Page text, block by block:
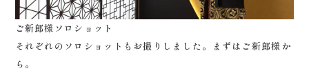
ご新郎様ソロショット
それぞれのソロショットもお撮りしました。まずはご新郎様か
ら。